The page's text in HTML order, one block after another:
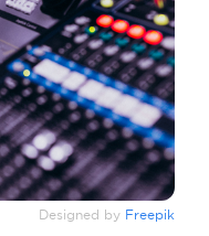
Designed by Freepik